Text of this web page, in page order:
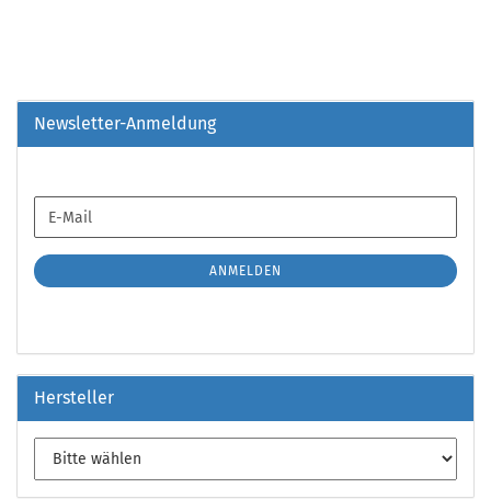
Newsletter-Anmeldung
ZUR
ANMELDUNG
E-
Mail
ANMELDEN
Hersteller